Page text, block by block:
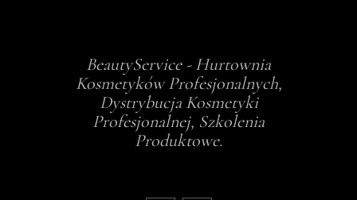
BeautyService - Hurtownia
Kosmetyków Profesjonalnych,
Dystrybucja Kosmetyki
Profesjonalnej, Szkolenia
Produktowe.